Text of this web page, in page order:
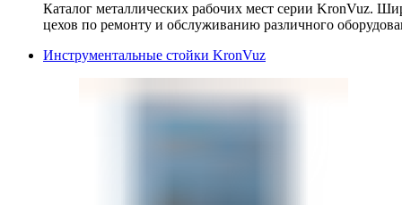
Каталог металлических рабочих мест серии KronVuz.
цехов по ремонту и обслуживанию различного
Инструментальные стойки KronVuz